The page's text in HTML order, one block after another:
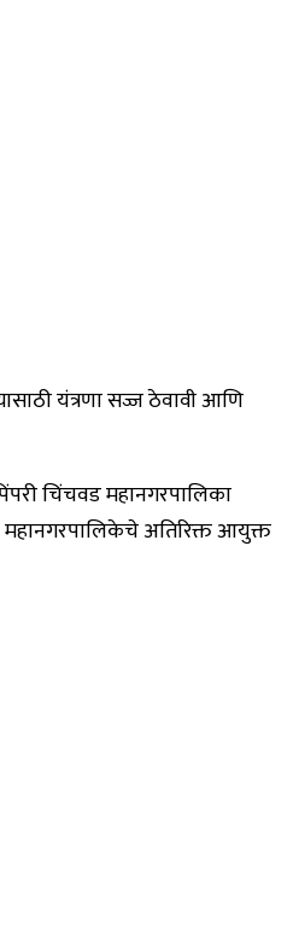
यंत्रणा सज्ज ठेवावी आणि
चिंचवड महानगरपालिका
अतिरिक्त आयुक्त